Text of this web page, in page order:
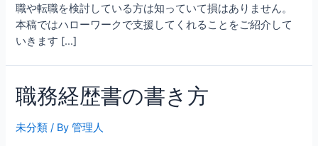
職や転職を検討している方は知っていて損はありません。
本稿ではハローワークで支援してくれることをご紹介して
いきます […]
職務経歴書の書き方
未分類 / By管理人